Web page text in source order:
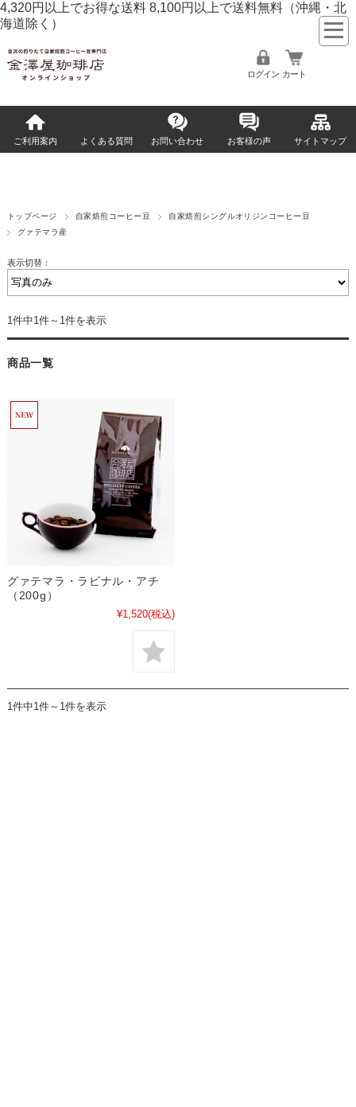
4,320円以上でお得な送料 8,100円以上で送料無料 （沖縄・北
海道除く）
ログイン カート
ご利用案内 よくある質問 お問い合わせ お客様の声 サイトマップ
トップページ 自家焙煎コーヒー豆
自家焙煎シングルオリジンコーヒー豆
グァテマラ産
表示切替：
1件中1件～1件を表示
商品一覧
グァテマラ・ラビナル・アチ
（200g）
¥1,520(税込)
1件中1件～1件を表示